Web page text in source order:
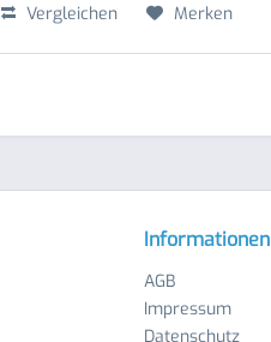
Vergleichen Merken
Informationen
AGB
Impressum
Datenschutz